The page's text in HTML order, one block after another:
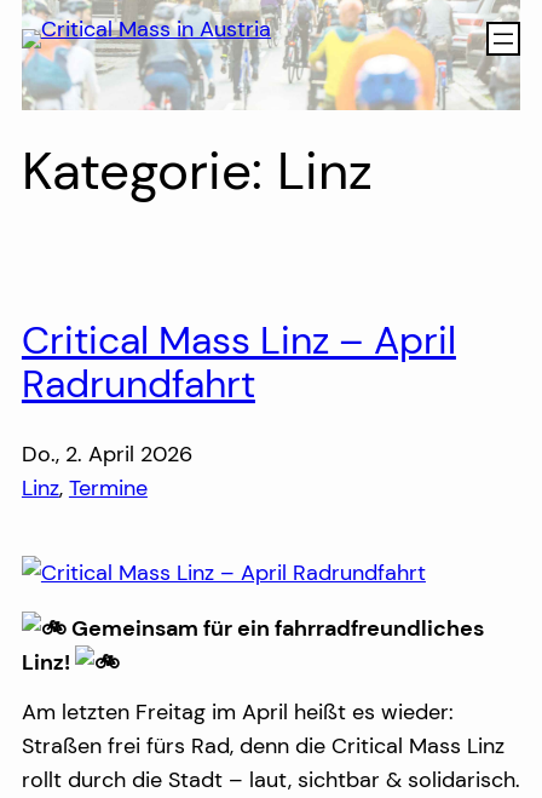
Direkt
zum
Inhalt
wechseln
Kategorie: Linz
Critical Mass Linz – April
Radrundfahrt
Do., 2. April 2026
Linz, Termine
Gemeinsam für ein fahrradfreundliches
Linz!
Am letzten Freitag im April heißt es wieder:
Straßen frei fürs Rad, denn die Critical Mass Linz
rollt durch die Stadt – laut, sichtbar & solidarisch.